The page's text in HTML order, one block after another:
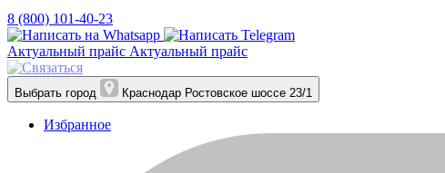
8 (800) 101-40-23
Актуальный прайс Актуальный прайс
Выбрать город Краснодар Ростовское шоссе 23/1
Избранное